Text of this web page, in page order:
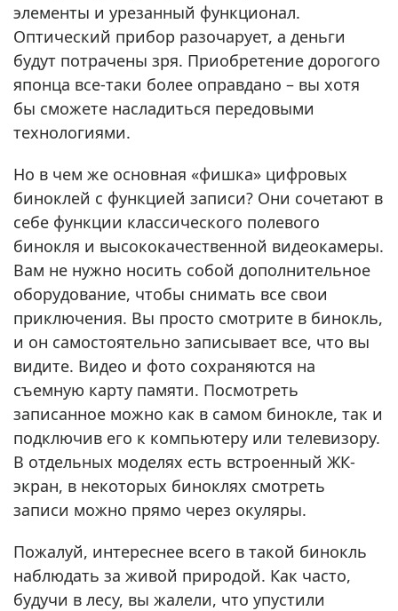
элементы и урезанный функционал.
Оптический прибор разочарует, а деньги
будут потрачены зря. Приобретение дорогого
японца все-таки более оправдано – вы хотя
бы сможете насладиться передовыми
технологиями.
Но в чем же основная «фишка» цифровых
биноклей с функцией записи? Они сочетают в
себе функции классического полевого
бинокля и высококачественной видеокамеры.
Вам не нужно носить собой дополнительное
оборудование, чтобы снимать все свои
приключения. Вы просто смотрите в бинокль,
и он самостоятельно записывает все, что вы
видите. Видео и фото сохраняются на
съемную карту памяти. Посмотреть
записанное можно как в самом бинокле, так и
подключив его к компьютеру или телевизору.
В отдельных моделях есть встроенный ЖК-
экран, в некоторых биноклях смотреть
записи можно прямо через окуляры.
Пожалуй, интереснее всего в такой бинокль
наблюдать за живой природой. Как часто,
будучи в лесу, вы жалели, что упустили